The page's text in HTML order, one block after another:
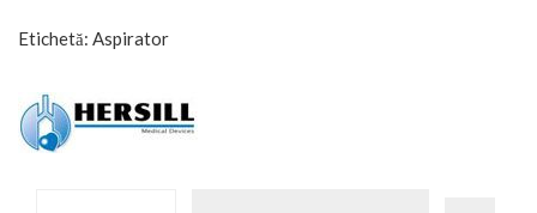
Etichetă: Aspirator